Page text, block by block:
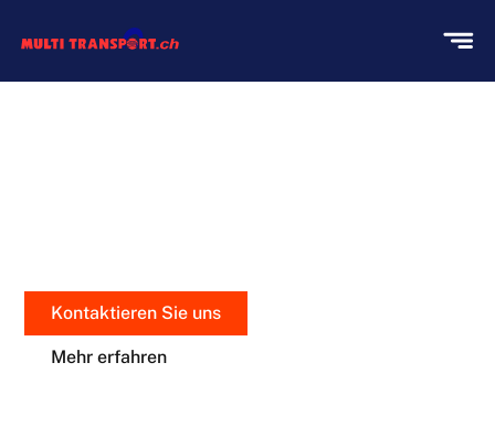
Kontaktieren Sie uns
Mehr erfahren